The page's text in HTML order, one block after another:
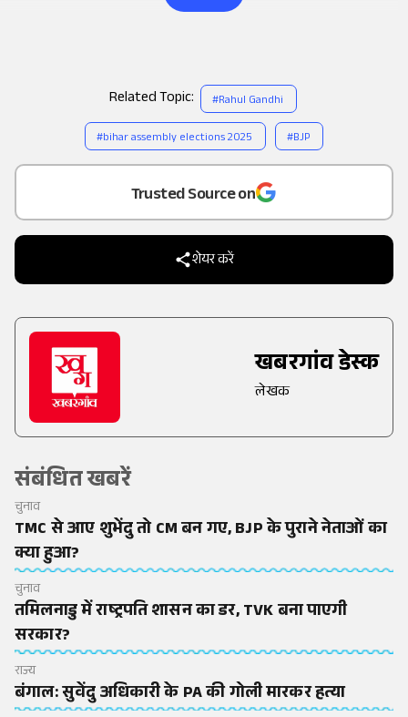
Add
as a
Trusted Source on
शेयर करें
खबरगांव डेस्क
लेखक
संबंधित खबरें
चुनाव
TMC से आए शुभेंदु तो CM बन गए, BJP के पुराने नेताओं का
क्या हुआ?
चुनाव
तमिलनाडु में राष्ट्रपति शासन का डर, TVK बना पाएगी
सरकार?
राज्य
बंगाल: सुवेंदु अधिकारी के PA की गोली मारकर हत्या
Related Topic: #Rahul Gandhi
#bihar assembly elections 2025 #BJP